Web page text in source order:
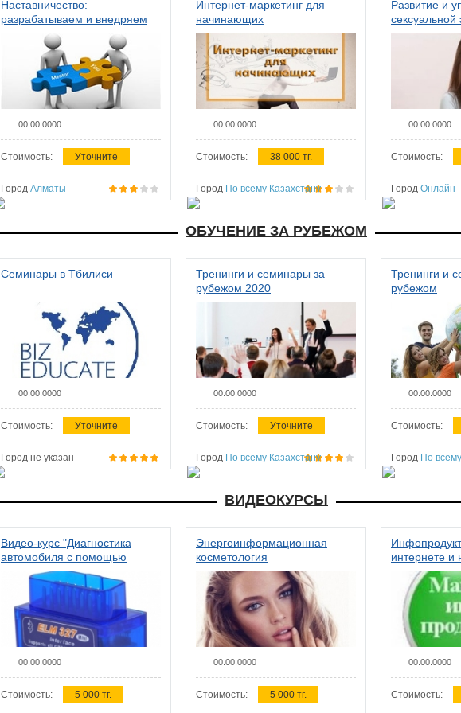
Наставничество:
разрабатываем и внедряем
систему наставничества в
организации
00.00.0000
Стоимость: Уточните
Город Алматы
Интернет-маркетинг для
начинающих
00.00.0000
Стоимость: 38 000 тг.
Город По всему Казахстану
Развитие и
сексуальной
женщин
00.00.0000
Стоимость:
Город Онлайн
ОБУЧЕНИЕ ЗА РУБЕЖОМ
Семинары в Тбилиси
00.00.0000
Стоимость: Уточните
Город не указан
Тренинги и семинары за
рубежом 2020
00.00.0000
Стоимость: Уточните
Город По всему Казахстану
Тренинги и
рубежом
00.00.0000
Стоимость:
Город По
ВИДЕОКУРСЫ
Видео-курс "Диагностика
автомобиля с помощью
сканера ELM 327"
00.00.0000
Стоимость: 5 000 тг.
Энергоинформационная
косметология
00.00.0000
Стоимость: 5 000 тг.
интернете и
00.00.0000
Стоимость: